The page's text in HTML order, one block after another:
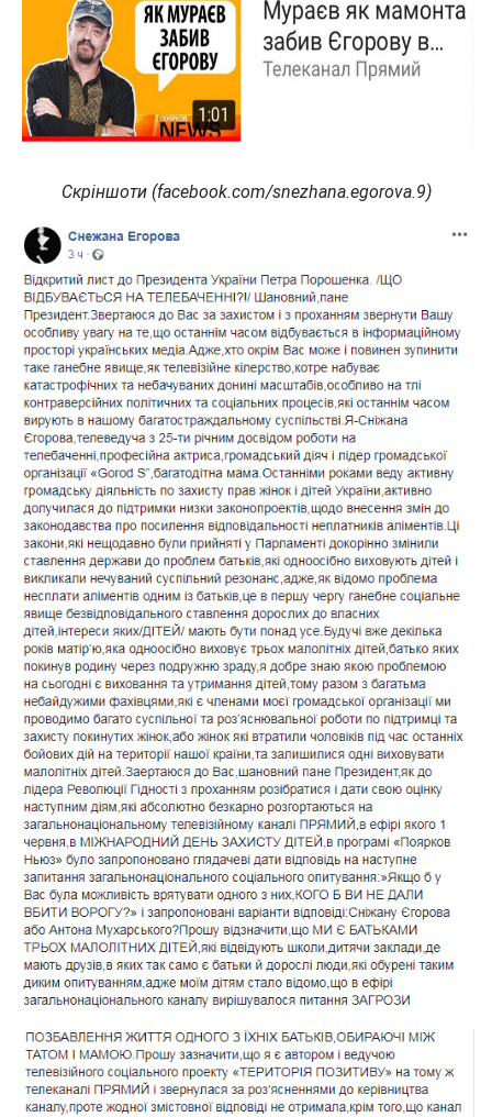
Скріншоти (facebook.com/snezhana.egorova.9)